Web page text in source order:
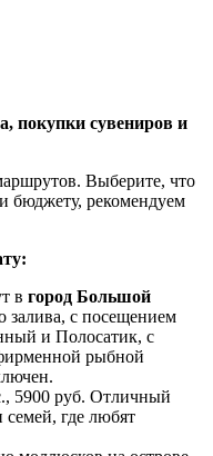
покупки сувениров и
Выберите, что
бюджету, рекомендуем
в город Большой
залива, с посещением
и Полосатик, с
рыбной
5900 руб. Отличный
где любят